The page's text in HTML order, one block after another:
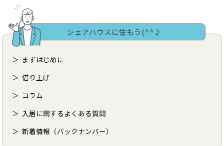
シェアハウスに住もう(^^♪
まずはじめに
借り上げ
コラム
入居に関するよくある質問
新着情報（バックナンバー）